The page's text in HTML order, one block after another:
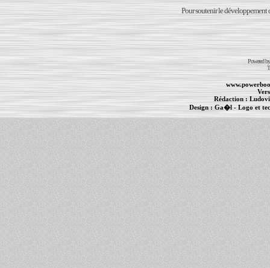
Pour soutenir le développement
Powered
Rédaction :
Design :Ga�l- Logo et
PowerBook